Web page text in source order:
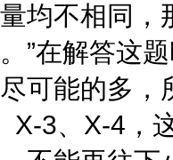
均不相同，
”在解答这
可能的多，
X-3、X-4，